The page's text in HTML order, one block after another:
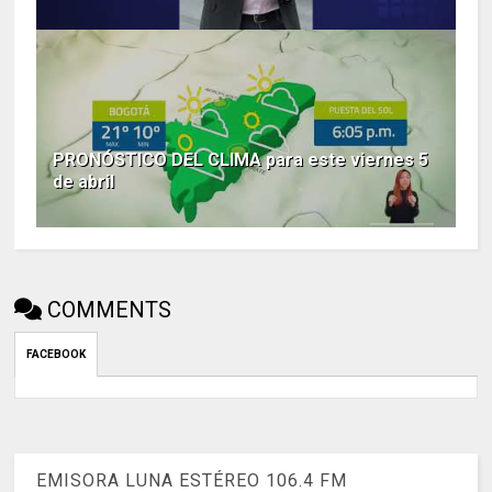
PRONÓSTICO DEL CLIMA para este viernes 5
de abril
COMMENTS
FACEBOOK
EMISORA LUNA ESTÉREO 106.4 FM